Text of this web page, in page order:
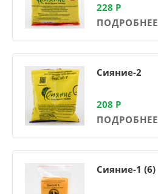
228 Р
ПОДРОБНЕЕ
Сияние-2
208 Р
ПОДРОБНЕЕ
Сияние-1 (6)